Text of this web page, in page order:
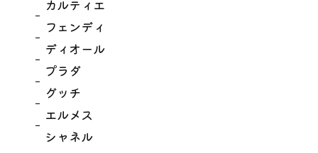
カルティエ
フェンディ
ディオール
プラダ
グッチ
エルメス
シャネル